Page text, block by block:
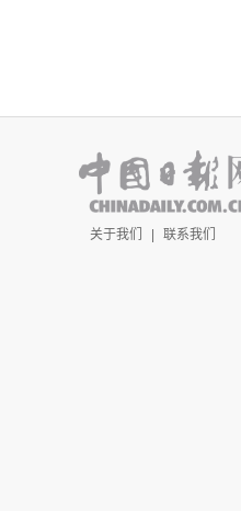
关于我们 | 联系我们